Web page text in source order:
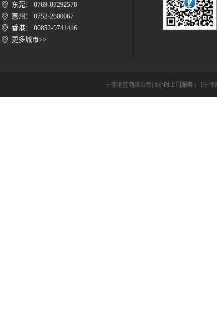
东莞： 0769-87292578
惠州： 0752-2600067
香港： 00852-9741416
更多城市>>
宁德地区网络公司[3小时上门服务] 【宁德